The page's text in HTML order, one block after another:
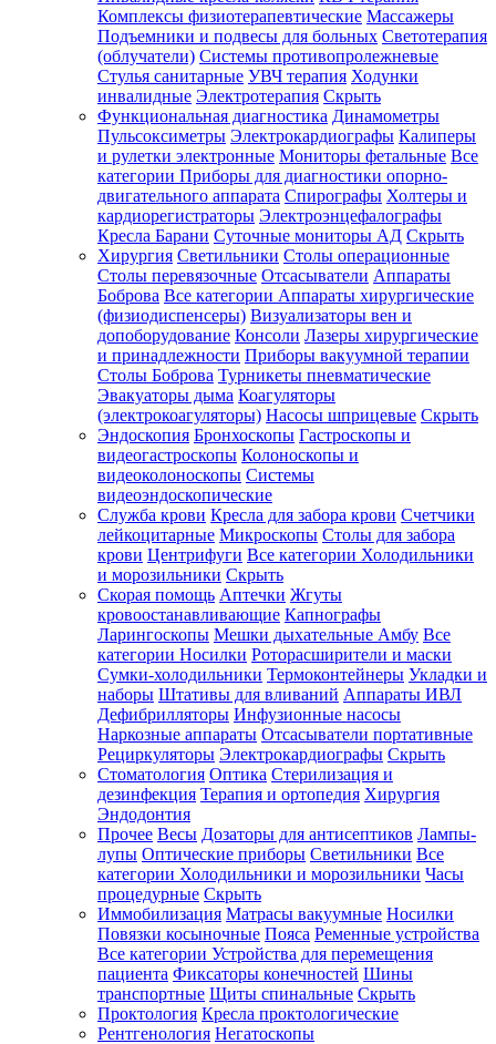
Комплексы физиотерапевтические Массажеры
Подъемники и подвесы для больных Светотерапия
(облучатели) Системы противопролежневые
Стулья санитарные УВЧ терапия Ходунки
инвалидные Электротерапия Скрыть
Функциональная диагностика Динамометры
Пульсоксиметры Электрокардиографы Калиперы
и рулетки электронные Мониторы фетальные Все
категории Приборы для диагностики опорно-
двигательного аппарата Спирографы Холтеры и
кардиорегистраторы Электроэнцефалографы
Кресла Барани Суточные мониторы АД Скрыть
Хирургия Светильники Столы операционные
Столы перевязочные Отсасыватели Аппараты
Боброва Все категории Аппараты хирургические
(физиодиспенсеры) Визуализаторы вен и
допоборудование Консоли Лазеры хирургические
и принадлежности Приборы вакуумной терапии
Столы Боброва Турникеты пневматические
Эвакуаторы дыма Коагуляторы
(электрокоагуляторы) Насосы шприцевые Скрыть
Эндоскопия Бронхоскопы Гастроскопы и
видеогастроскопы Колоноскопы и
видеоколоноскопы Системы
видеоэндоскопические
Служба крови Кресла для забора крови Счетчики
лейкоцитарные Микроскопы Столы для забора
крови Центрифуги Все категории Холодильники
и морозильники Скрыть
Скорая помощь Аптечки Жгуты
кровоостанавливающие Капнографы
Ларингоскопы Мешки дыхательные Амбу Все
категории Носилки Роторасширители и маски
Сумки-холодильники Термоконтейнеры Укладки и
наборы Штативы для вливаний Аппараты ИВЛ
Дефибрилляторы Инфузионные насосы
Наркозные аппараты Отсасыватели портативные
Рециркуляторы Электрокардиографы Скрыть
Стоматология Оптика Стерилизация и
дезинфекция Терапия и ортопедия Хирургия
Эндодонтия
Прочее Весы Дозаторы для антисептиков Лампы-
лупы Оптические приборы Светильники Все
категории Холодильники и морозильники Часы
процедурные Скрыть
Иммобилизация Матрасы вакуумные Носилки
Повязки косыночные Пояса Ременные устройства
Все категории Устройства для перемещения
пациента Фиксаторы конечностей Шины
транспортные Щиты спинальные Скрыть
Проктология Кресла проктологические
Рентгенология Негатоскопы